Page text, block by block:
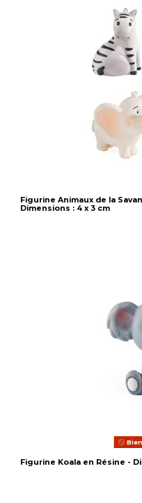
Figurine Animaux de la
Dimensions : 4 x 3 cm
Figurine Koala en Résine -